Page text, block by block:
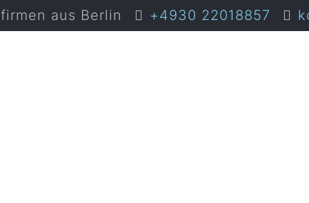
aus Berlin +4930 22018857